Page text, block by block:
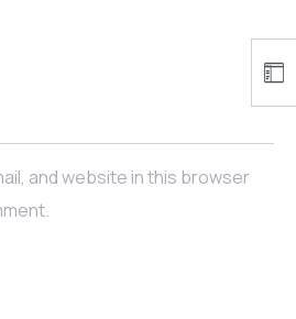
and website in this browser